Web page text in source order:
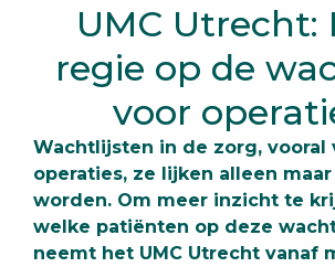
UMC Utrecht:
regie op de
voor
Wachtlijsten in de zorg, vooral
operaties, ze lijken alleen
worden. Om meer inzicht te
welke patiënten op deze
neemt het UMC Utrecht vanaf